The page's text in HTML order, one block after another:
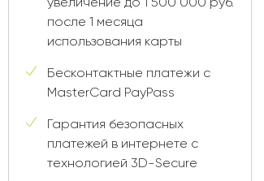
после 1 месяца
использования карты
Бесконтактные платежи с
MasterCard PayPass
Гарантия безопасных
платежей в интернете с
технологией 3D-Secure